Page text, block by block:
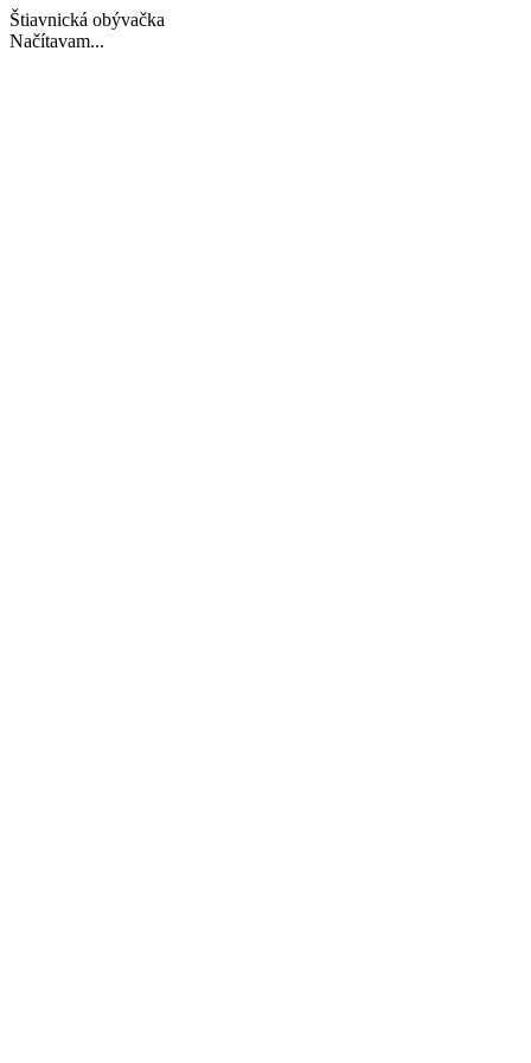
Štiavnická obývačka
Načítavam...